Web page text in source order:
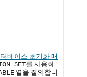
베이스 초기화 매
SET를 사용하
열을 질의합니